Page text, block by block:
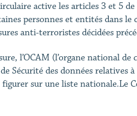
active les articles 3 et 5
personnes et entités dans
anti-terroristes décidées
l’OCAM (l’organe national
Sécurité des données relatives
sur une liste nationale.Le